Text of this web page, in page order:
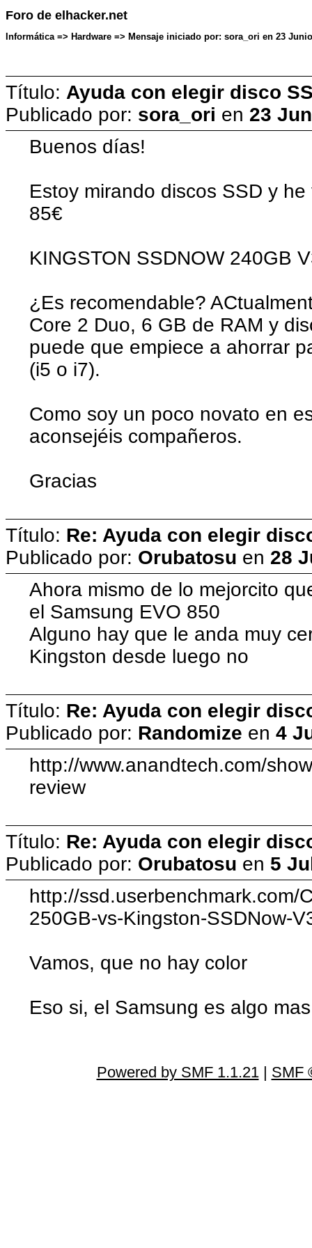
Foro de elhacker.net
Informática => Hardware => Mensaje iniciado por: sora_ori en 23
Título: Ayuda con elegir disco
Publicado por: sora_ori en 23
Buenos días!
Estoy mirando discos SSD y
85€
KINGSTON SSDNOW 240GB
¿Es recomendable?
Core 2 Duo, 6 GB de RAM y
puede que empiece a ahorrar
(i5 o i7).
Como soy un poco novato en
aconsejéis compañeros.
Gracias
Título: Re: Ayuda con elegir
Publicado por: Orubatosu en 28
Ahora mismo de lo mejorcito
el Samsung EVO 850
Alguno hay que le anda muy
Kingston desde luego no
Título: Re: Ayuda con elegir
Publicado por: Randomize en 4
http://www.anandtech.com/
review
Título: Re: Ayuda con elegir
Publicado por: Orubatosu en 5
http://ssd.userbenchmark.com/
250GB-vs-Kingston-SSDNow-
Vamos, que no hay color
Eso si, el Samsung es algo
Powered by SMF 1.1.21| SMF